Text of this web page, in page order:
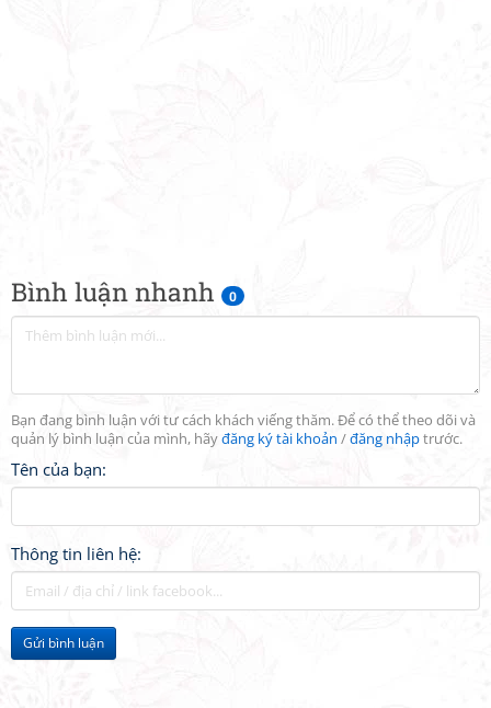
Bình luận nhanh 0
Bạn đang bình luận với tư cách khách viếng thăm. Để có thể theo dõi và
quản lý bình luận của mình, hãyđăng ký tài khoản /đăng nhậptrước.
Tên của bạn:
Thông tin liên hệ:
Gửi bình luận